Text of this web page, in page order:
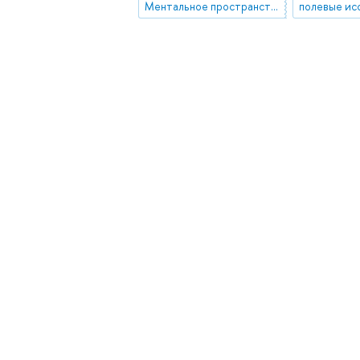
Ментальное пространство города полевые